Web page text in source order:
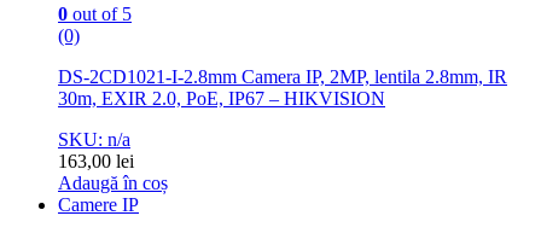
0 out of 5
(0)
DS-2CD1021-I-2.8mm Camera IP, 2MP, lentila 2.8mm, IR
30m, EXIR 2.0, PoE, IP67 – HIKVISION
SKU: n/a
163,00 lei
Adaugă în coș
Camere IP